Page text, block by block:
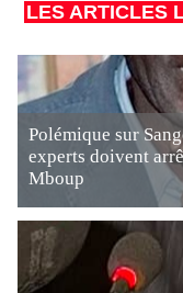
LES ARTICLES
Polémique sur
experts doivent
Mboup